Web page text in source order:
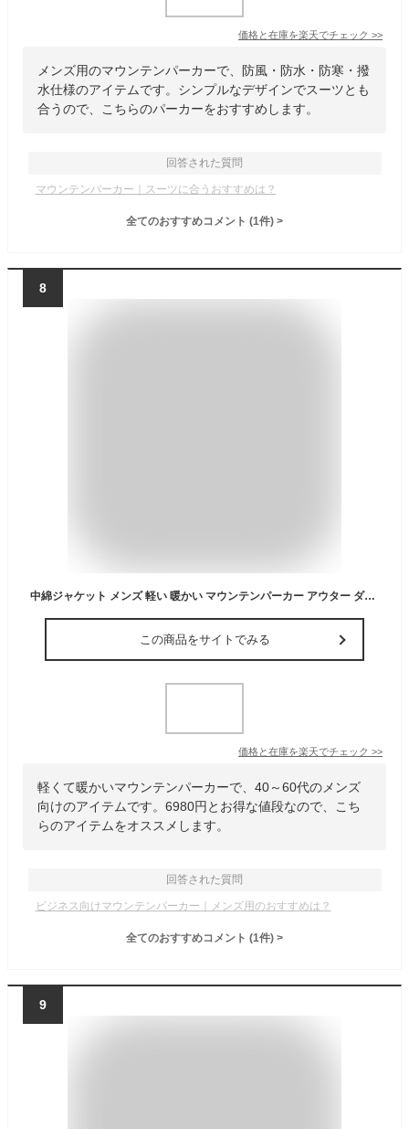
価格と在庫を楽天でチェック >>
メンズ用のマウンテンパーカーで、防風・防水・防寒・撥
水仕様のアイテムです。シンプルなデザインでスーツとも
合うので、こちらのパーカーをおすすめします。
回答された質問
マウンテンパーカー｜スーツに合うおすすめは？
全てのおすすめコメント (1件) >
8
中綿ジャケット メンズ 軽い 暖かい マウンテンパーカー アウター ダウンジャケット フェイクダウン 中綿 フード付き 軽量 ビジネス カジュアル 秋冬 ジャケット ショート 防寒 保温 通勤 自転車 通学 防風 撥水 透湿 40代 50代 60代 ブラック/黒/グレージュ/ベージュ M/L/LL
この商品をサイトでみる
価格と在庫を楽天でチェック >>
軽くて暖かいマウンテンパーカーで、40～60代のメンズ
向けのアイテムです。6980円とお得な値段なので、こち
らのアイテムをオススメします。
回答された質問
ビジネス向けマウンテンパーカー｜メンズ用のおすすめは？
全てのおすすめコメント (1件) >
9